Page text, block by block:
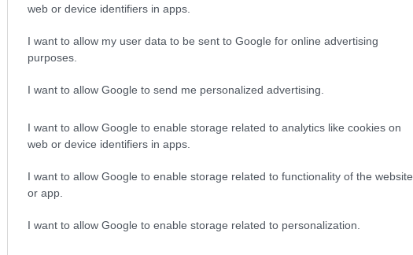
web or device identifiers in apps.
I want to allow my user data to be sent to Google for online advertising
purposes.
I want to allow Google to send me personalized advertising.
I want to allow Google to enable storage related to analytics like cookies on
web or device identifiers in apps.
I want to allow Google to enable storage related to functionality of the website
or app.
I want to allow Google to enable storage related to personalization.